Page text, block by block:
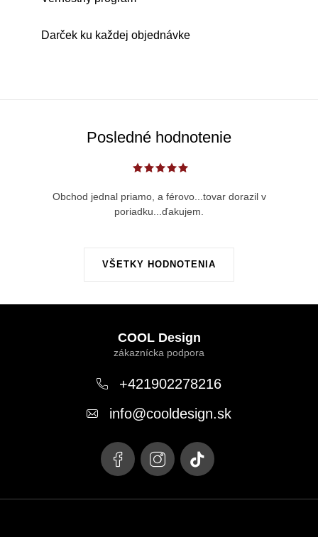
Darček ku každej objednávke
Posledné hodnotenie
VŠETKY HODNOTENIA
Obchod jednal priamo, a férovo...tovar dorazil v
poriadku...ďakujem.
COOL Design
+421902278216
info@cooldesign.sk